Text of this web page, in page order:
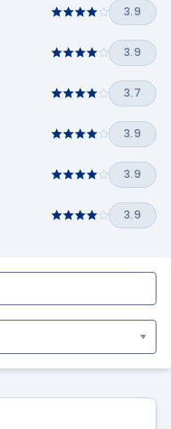
3.9
3.9
3.7
3.9
3.9
3.9